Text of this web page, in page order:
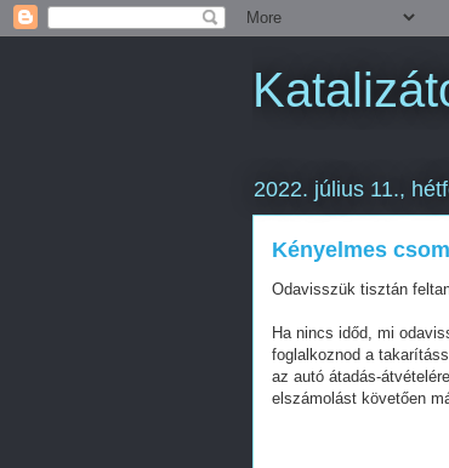
2022. július 11.,
Kényelmes
Odavisszük tisztán
Ha nincs időd, mi
foglalkoznod a
az autó átadás-
elszámolást követően